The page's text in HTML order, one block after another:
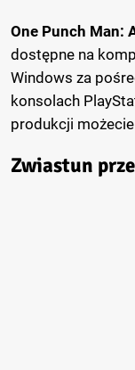
One Punch Man:
dostępne na
Windows za
konsolach
produkcji
Zwiastun